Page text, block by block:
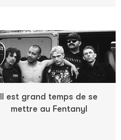
Il est grand temps de se
mettre au Fentanyl